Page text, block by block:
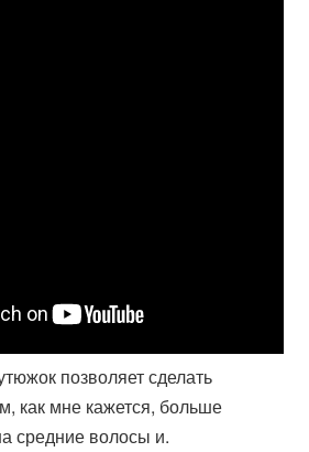
позволяет сделать
как мне кажется, больше
средние волосы и.